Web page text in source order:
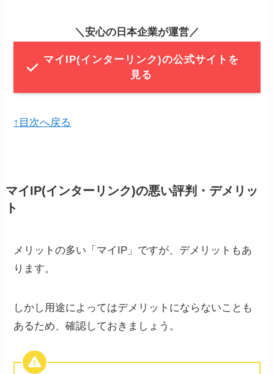
＼安心の日本企業が運営／
マイIP(インターリンク)の公式サイトを
見る
↑目次へ戻る
マイIP(インターリンク)の悪い評判・デメリッ
ト
メリットの多い「マイIP」ですが、デメリットもあ
ります。
しかし用途によってはデメリットにならないことも
あるため、確認しておきましょう。